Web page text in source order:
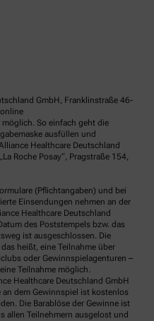
GmbH, Franklinstraße 46-
So einfach geht die
ausfüllen und
Healthcare Deutschland
Roche Posay“, Pragstraße 154,
(Pflichtangaben) und bei
Einsendungen nehmen an der
Healthcare Deutschland
des Poststempels bzw. das
ist ausgeschlossen. Die
heißt, eine Teilnahme über
oder Gewinnspielagenturen –
Teilnahme möglich.
Healthcare Deutschland GmbH
dem Gewinnspiel ist kostenlos
Die Barablöse der Gewinne ist
allen Teilnehmern ausgelost und